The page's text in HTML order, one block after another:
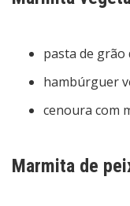
pasta de grão
hambúrguer
cenoura com
Marmita de